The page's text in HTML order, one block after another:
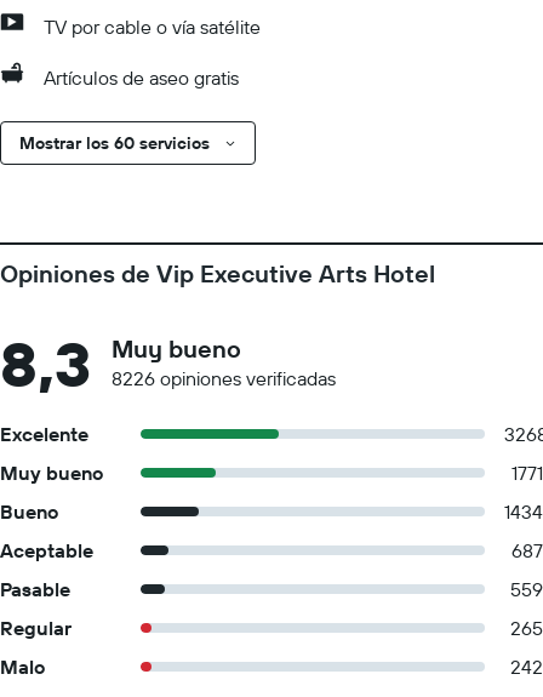
TV por cable o vía satélite
Artículos de aseo gratis
Mostrar los 60 servicios
Opiniones de Vip Executive Arts Hotel
8,3 Muy bueno
8226 opiniones verificadas
Excelente
Muy bueno
1771
Bueno
1434
Aceptable
687
Pasable
559
Regular
265
Malo
242